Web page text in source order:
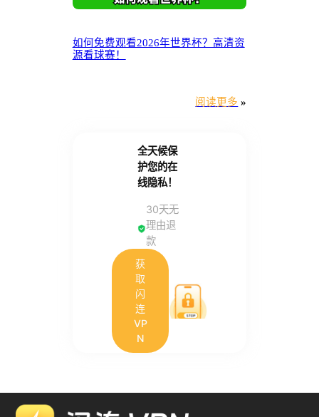
如何免费观看2026年世界杯？高清资
源看球赛！
阅读更多 »
全天候保
护您的在
线隐私！
30天无
理由退
款
获
取
闪
连
VP
N